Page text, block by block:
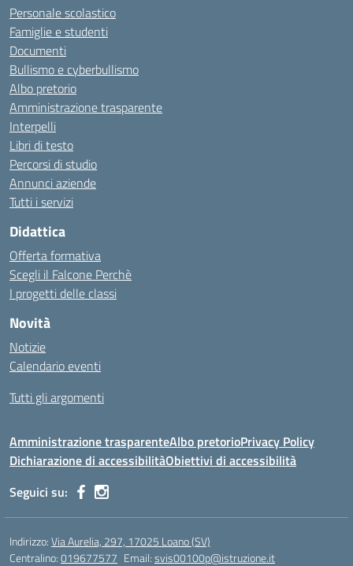
Personale scolastico
Famiglie e studenti
Documenti
Bullismo e cyberbullismo
Albo pretorio
Amministrazione trasparente
Interpelli
Libri di testo
Percorsi di studio
Annunci aziende
Tutti i servizi
Didattica
Offerta formativa
Scegli il Falcone Perchè
I progetti delle classi
Novità
Notizie
Calendario eventi
Tutti gli argomenti
Amministrazione trasparenteAlbo pretorioPrivacy Policy
Dichiarazione di accessibilitàObiettivi di accessibilità
Seguici su:
Indirizzo:Via Aurelia, 297, 17025 Loano (SV)
Centralino:019677577 Email:svis00100p@istruzione.it